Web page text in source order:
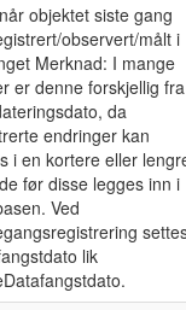
objektet siste gang
observert/målt i
Merknad: I mange
er denne forskjellig fra
da
endringer kan
i en kortere eller
før disse legges inn i
Ved
lik